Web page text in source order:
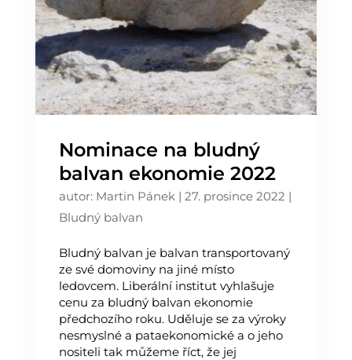
Nominace na bludný
balvan ekonomie 2022
autor: Martin Pánek| 27. prosince 2022 |
Bludný balvan
Bludný balvan je balvan transportovaný
ze své domoviny na jiné místo
ledovcem. Liberální institut vyhlašuje
cenu za bludný balvan ekonomie
předchozího roku. Uděluje se za výroky
nesmyslné a pataekonomické a o jeho
nositeli tak můžeme říct, že jej